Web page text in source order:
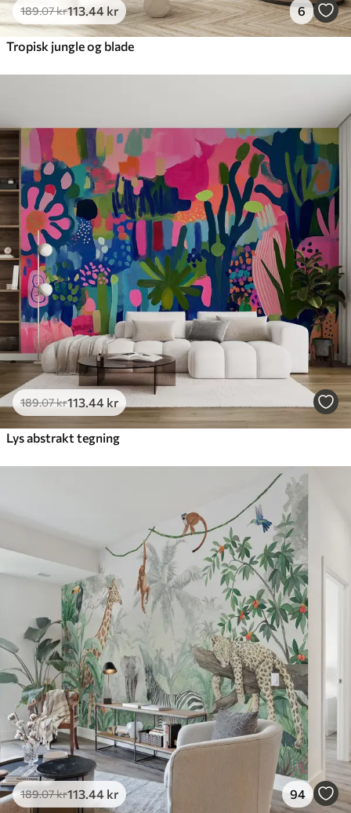
189.07kr113.44 kr 6
Tropisk jungle og blade
189.07kr113.44 kr
Lys abstrakt tegning
189.07kr113.44 kr 94